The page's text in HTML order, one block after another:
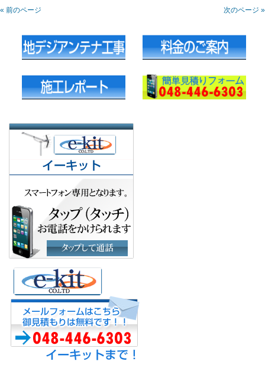
« 前のページ 次のページ »